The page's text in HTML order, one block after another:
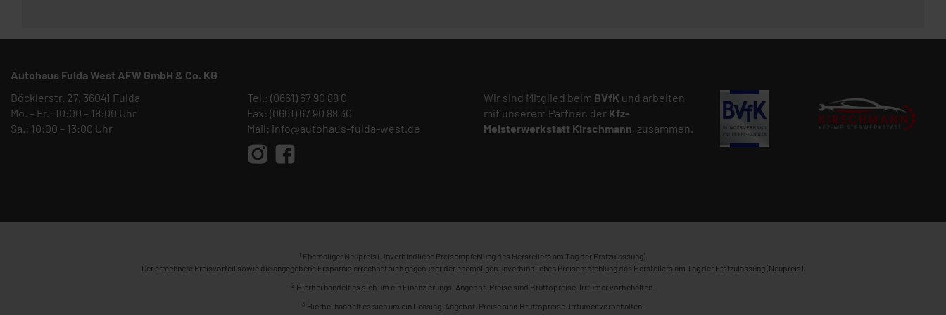
Autohaus Fulda West AFW GmbH & Co. KG
Böcklerstr. 27, 36041 Fulda
Mo. – Fr.: 10:00 – 18:00 Uhr
Sa.: 10:00 – 13:00 Uhr
Tel.: (0661) 67 90 88 0
Fax: (0661) 67 90 88 30
Mail: info@autohaus-fulda-west.de
Wir sind Mitglied beim BVfK und arbeiten
mit unserem Partner, der Kfz-
Meisterwerkstatt Kirschmann, zusammen.
1 Ehemaliger Neupreis (Unverbindliche Preisempfehlung des Herstellers am Tag der Erstzulassung).
Der errechnete Preisvorteil sowie die angegebene Ersparnis errechnet sich gegenüber der ehemaligen unverbindlichen Preisempfehlung des Herstellers am Tag der Erstzulassung (Neupreis).
2 Hierbei handelt es sich um ein Finanzierungs-Angebot. Preise sind Bruttopreise. Irrtümer vorbehalten.
3 Hierbei handelt es sich um ein Leasing-Angebot. Preise sind Bruttopreise. Irrtümer vorbehalten.